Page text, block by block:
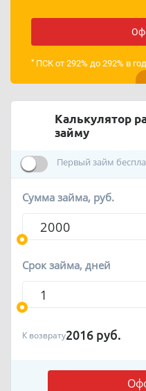
*ПСК от 292% до 292% в год
Калькулятор
займу
Первый займ
Сумма займа, руб.
Срок займа, дней
К возврату2016 руб.